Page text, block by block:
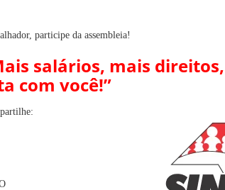
participe da assembleia!
salários, mais
com você!”